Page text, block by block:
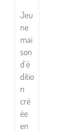
Jeu
ne
mai
son
d’é
ditio
n
cré
ée
en